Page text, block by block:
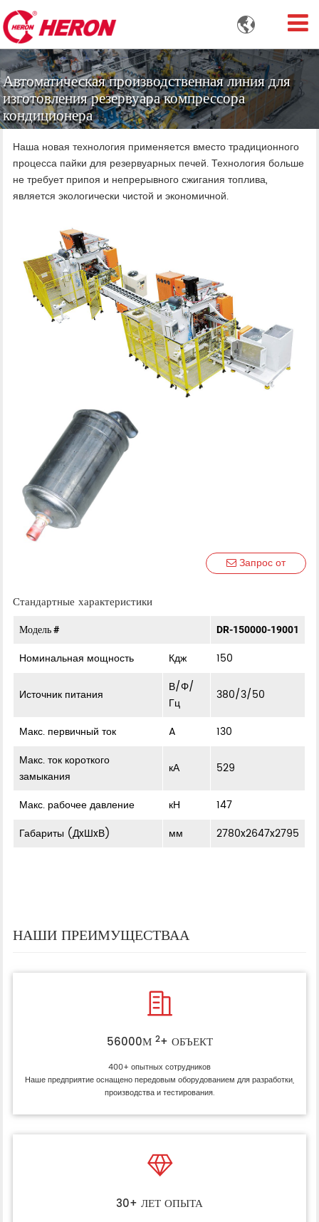

Автоматическая производственная линия для
изготовления резервуара компрессора
кондиционера
Наша новая технология применяется вместо традиционного
процесса пайки для резервуарных печей. Технология больше
не требует припоя и непрерывного сжигания топлива,
является экологически чистой и экономичной.
Запрос от
Стандартные характеристики
Модель # DR-150000-19001
Номинальная мощность Кдж 150
Источник питания
В/Φ/
Гц
380/3/50
Макс. первичный ток A
130
Макс. ток короткого
замыкания
кА 529
Макс. рабочее давление кН
147
Габариты (ДxШxВ)
мм 2780x2647x2795
НАШИ ПРЕИМУЩЕСТВАА

56000М 2+ ОБЪЕКТ
400+ опытных сотрудников
Наше предприятие оснащено передовым оборудованием для разработки,
производства и тестирования.

30+ ЛЕТ ОПЫТА